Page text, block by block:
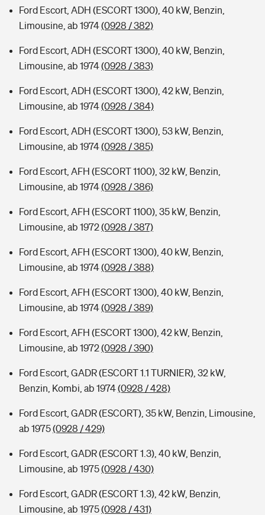
Ford Escort, ADH (ESCORT 1300), 40 kW, Benzin,
Limousine, ab 1974(0928 / 382)
Ford Escort, ADH (ESCORT 1300), 40 kW, Benzin,
Limousine, ab 1974(0928 / 383)
Ford Escort, ADH (ESCORT 1300), 42 kW, Benzin,
Limousine, ab 1974(0928 / 384)
Ford Escort, ADH (ESCORT 1300), 53 kW, Benzin,
Limousine, ab 1974(0928 / 385)
Ford Escort, AFH (ESCORT 1100), 32 kW, Benzin,
Limousine, ab 1974(0928 / 386)
Ford Escort, AFH (ESCORT 1100), 35 kW, Benzin,
Limousine, ab 1972(0928 / 387)
Ford Escort, AFH (ESCORT 1300), 40 kW, Benzin,
Limousine, ab 1974(0928 / 388)
Ford Escort, AFH (ESCORT 1300), 40 kW, Benzin,
Limousine, ab 1974(0928 / 389)
Ford Escort, AFH (ESCORT 1300), 42 kW, Benzin,
Limousine, ab 1972(0928 / 390)
Ford Escort, GADR (ESCORT 1.1 TURNIER), 32 kW,
Benzin, Kombi, ab 1974(0928 / 428)
Ford Escort, GADR (ESCORT), 35 kW, Benzin, Limousine,
ab 1975(0928 / 429)
Ford Escort, GADR (ESCORT 1.3), 40 kW, Benzin,
Limousine, ab 1975(0928 / 430)
Ford Escort, GADR (ESCORT 1.3), 42 kW, Benzin,
Limousine, ab 1975(0928 / 431)